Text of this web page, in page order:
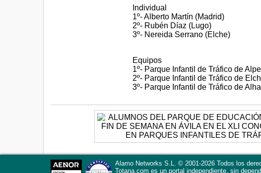
Individual
1º- Alberto Martín (Madrid)
2º- Rubén Díaz (Lugo)
3º- Nereida Serrano (Elche)
Equipos
1º- Parque Infantil de Tráfico de
2º- Parque Infantil de Tráfico de
3º- Parque Infantil de Tráfico de
Alamo Networks S.L. © 2001-2026 Todos los
Totana.com es un portal independiente, sin